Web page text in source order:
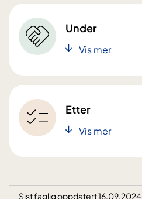
Under
Vis mer
Etter
Vis mer
Sist faglig oppdatert 16.09.2024